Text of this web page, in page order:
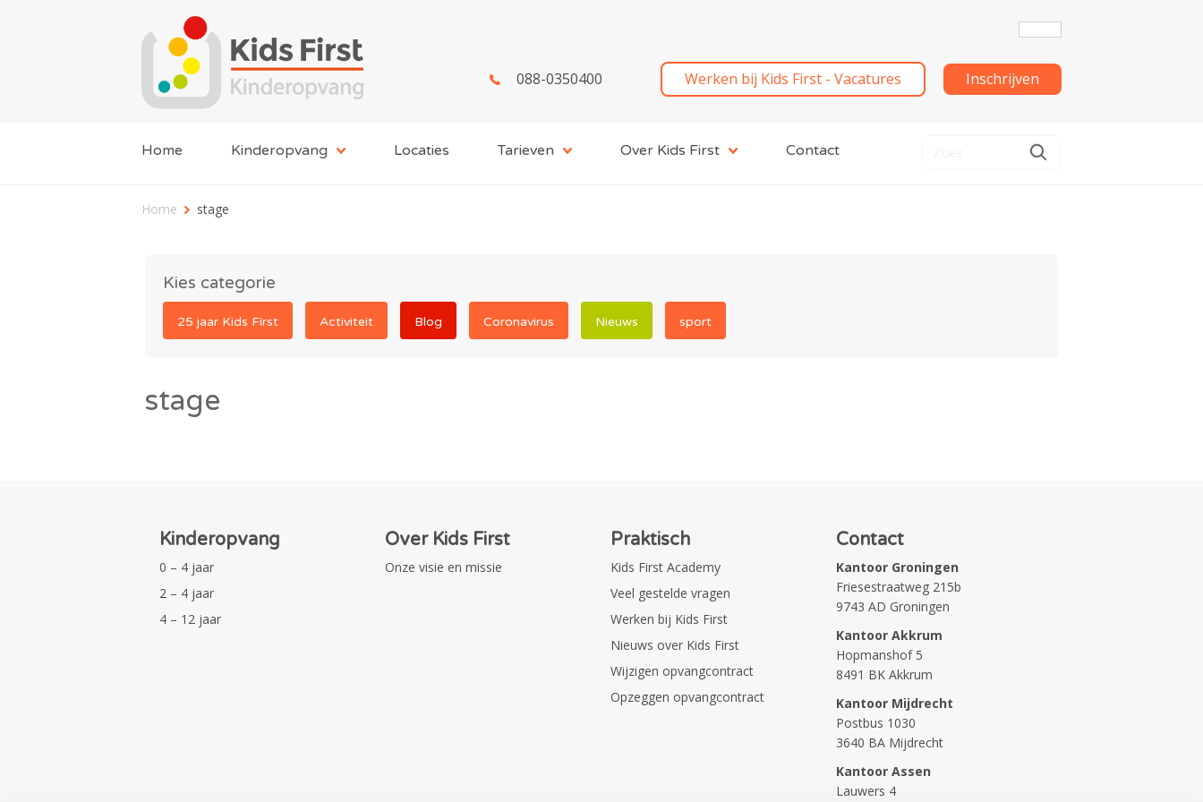
088-0350400 Werken bij Kids First - Vacatures Inschrijven
Home Kinderopvang Locaties Tarieven Over Kids First Contact
Home stage
Kies categorie
25 jaar Kids First Activiteit Blog Coronavirus Nieuws sport
stage
Kinderopvang
0 – 4 jaar
2 – 4 jaar
4 – 12 jaar
Over Kids First
Onze visie en missie
Praktisch
Kids First Academy
Veel gestelde vragen
Werken bij Kids First
Nieuws over Kids First
Wijzigen opvangcontract
Opzeggen opvangcontract
Contact
Kantoor Groningen
Friesestraatweg 215b
9743 AD Groningen
Kantoor Akkrum
Hopmanshof 5
8491 BK Akkrum
Kantoor Mijdrecht
Postbus 1030
3640 BA Mijdrecht
Kantoor Assen
Lauwers 4